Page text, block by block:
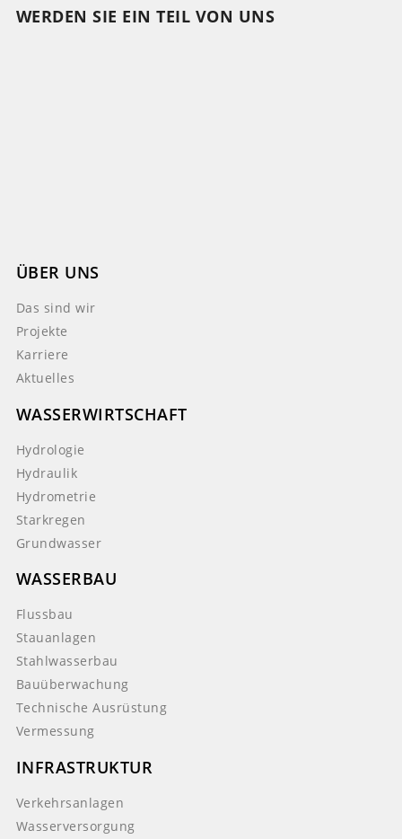
WERDEN SIE EIN TEIL VON UNS
ÜBER UNS
Das sind wir
Projekte
Karriere
Aktuelles
WASSERWIRTSCHAFT
Hydrologie
Hydraulik
Hydrometrie
Starkregen
Grundwasser
WASSERBAU
Flussbau
Stauanlagen
Stahlwasserbau
Bauüberwachung
Technische Ausrüstung
Vermessung
INFRASTRUKTUR
Verkehrsanlagen
Wasserversorgung